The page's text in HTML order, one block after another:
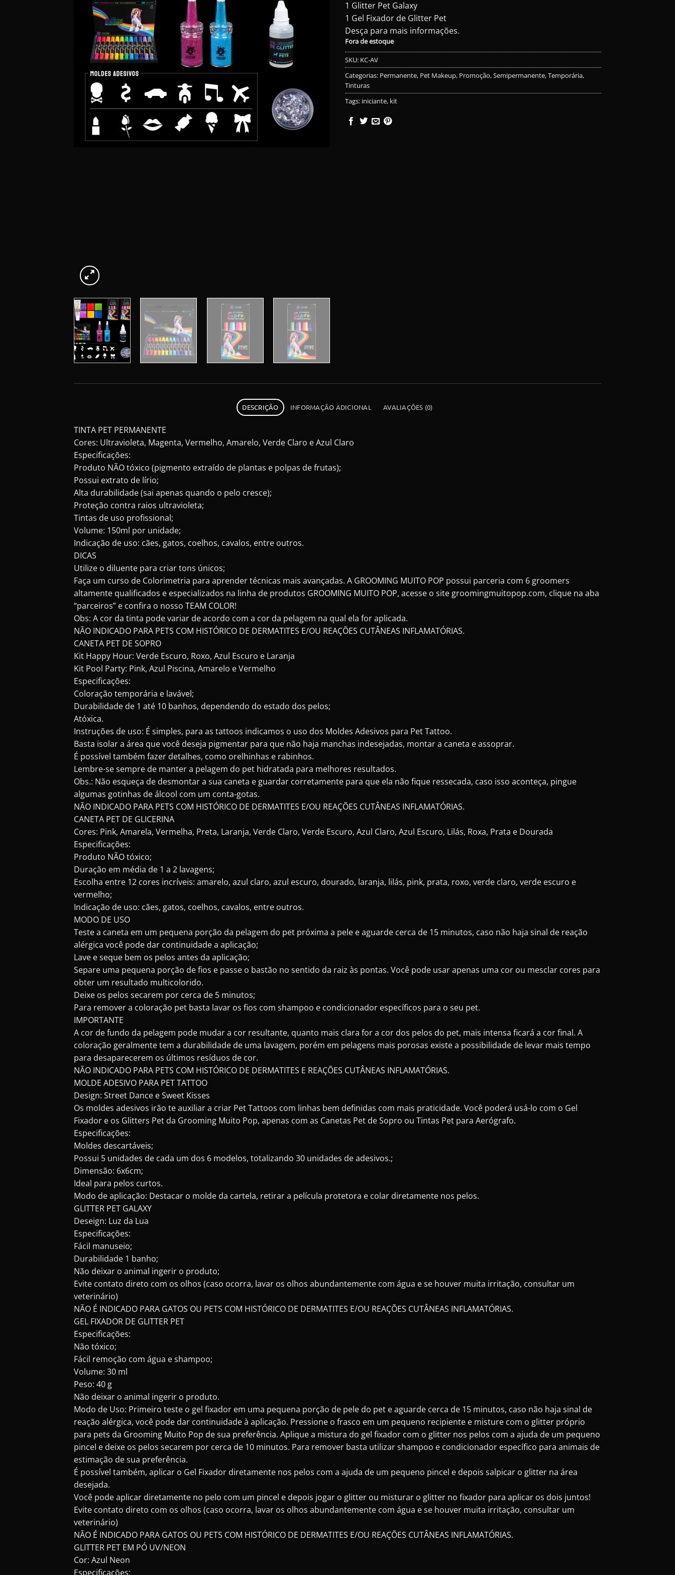
1 Glitter Pet Galaxy
1 Gel Fixador de Glitter Pet
Desça para mais informações.
Fora de estoque
SKU: KC-AV
Categorias: Permanente, Pet Makeup, Promoção,Semipermanente,Temporária,
Tinturas
Tags: iniciante, kit
DESCRIÇÃO INFORMAÇÃO ADICIONAL AVALIAÇÕES (0)
TINTA PET PERMANENTE
Cores: Ultravioleta, Magenta, Vermelho, Amarelo, Verde Claro e Azul Claro
Especificações:
Produto NÃO tóxico (pigmento extraído de plantas e polpas de frutas);
Possui extrato de lírio;
Alta durabilidade (sai apenas quando o pelo cresce);
Proteção contra raios ultravioleta;
Tintas de uso profissional;
Volume: 150ml por unidade;
Indicação de uso: cães, gatos, coelhos, cavalos, entre outros.
DICAS
Utilize o diluente para criar tons únicos;
Faça um curso de Colorimetria para aprender técnicas mais avançadas. A GROOMING MUITO POP possui parceria com 6 groomers
altamente qualificados e especializados na linha de produtos GROOMING MUITO POP, acesse o site groomingmuitopop.com, clique na aba
“parceiros” e confira o nosso TEAM COLOR!
Obs: A cor da tinta pode variar de acordo com a cor da pelagem na qual ela for aplicada.
NÃO INDICADO PARA PETS COM HISTÓRICO DE DERMATITES E/OU REAÇÕES CUTÂNEAS INFLAMATÓRIAS.
CANETA PET DE SOPRO
Kit Happy Hour: Verde Escuro, Roxo, Azul Escuro e Laranja
Kit Pool Party: Pink, Azul Piscina, Amarelo e Vermelho
Especificações:
Coloração temporária e lavável;
Durabilidade de 1 até 10 banhos, dependendo do estado dos pelos;
Atóxica.
Instruções de uso: É simples, para as tattoos indicamos o uso dos Moldes Adesivos para Pet Tattoo.
Basta isolar a área que você deseja pigmentar para que não haja manchas indesejadas, montar a caneta e assoprar.
É possível também fazer detalhes, como orelhinhas e rabinhos.
Lembre-se sempre de manter a pelagem do pet hidratada para melhores resultados.
Obs.: Não esqueça de desmontar a sua caneta e guardar corretamente para que ela não fique ressecada, caso isso aconteça, pingue
algumas gotinhas de álcool com um conta-gotas.
NÃO INDICADO PARA PETS COM HISTÓRICO DE DERMATITES E/OU REAÇÕES CUTÂNEAS INFLAMATÓRIAS.
CANETA PET DE GLICERINA
Cores: Pink, Amarela, Vermelha, Preta, Laranja, Verde Claro, Verde Escuro, Azul Claro, Azul Escuro, Lilás, Roxa, Prata e Dourada
Especificações:
Produto NÃO tóxico;
Duração em média de 1 a 2 lavagens;
Escolha entre 12 cores incríveis: amarelo, azul claro, azul escuro, dourado, laranja, lilás, pink, prata, roxo, verde claro, verde escuro e
vermelho;
Indicação de uso: cães, gatos, coelhos, cavalos, entre outros.
MODO DE USO
Teste a caneta em um pequena porção da pelagem do pet próxima a pele e aguarde cerca de 15 minutos, caso não haja sinal de reação
alérgica você pode dar continuidade a aplicação;
Lave e seque bem os pelos antes da aplicação;
Separe uma pequena porção de fios e passe o bastão no sentido da raiz às pontas. Você pode usar apenas uma cor ou mesclar cores para
obter um resultado multicolorido.
Deixe os pelos secarem por cerca de 5 minutos;
Para remover a coloração pet basta lavar os fios com shampoo e condicionador específicos para o seu pet.
IMPORTANTE
A cor de fundo da pelagem pode mudar a cor resultante, quanto mais clara for a cor dos pelos do pet, mais intensa ficará a cor final. A
coloração geralmente tem a durabilidade de uma lavagem, porém em pelagens mais porosas existe a possibilidade de levar mais tempo
para desaparecerem os últimos resíduos de cor.
NÃO INDICADO PARA PETS COM HISTÓRICO DE DERMATITES E REAÇÕES CUTÂNEAS INFLAMATÓRIAS.
MOLDE ADESIVO PARA PET TATTOO
Design: Street Dance e Sweet Kisses
Os moldes adesivos irão te auxiliar a criar Pet Tattoos com linhas bem definidas com mais praticidade. Você poderá usá-lo com o Gel
Fixador e os Glitters Pet da Grooming Muito Pop, apenas com as Canetas Pet de Sopro ou Tintas Pet para Aerógrafo.
Especificações:
Moldes descartáveis;
Possui 5 unidades de cada um dos 6 modelos, totalizando 30 unidades de adesivos.;
Dimensão: 6x6cm;
Ideal para pelos curtos.
Modo de aplicação: Destacar o molde da cartela, retirar a película protetora e colar diretamente nos pelos.
GLITTER PET GALAXY
Deseign: Luz da Lua
Especificações:
Fácil manuseio;
Durabilidade 1 banho;
Não deixar o animal ingerir o produto;
Evite contato direto com os olhos (caso ocorra, lavar os olhos abundantemente com água e se houver muita irritação, consultar um
veterinário)
NÃO É INDICADO PARA GATOS OU PETS COM HISTÓRICO DE DERMATITES E/OU REAÇÕES CUTÂNEAS INFLAMATÓRIAS.
GEL FIXADOR DE GLITTER PET
Especificações:
Não tóxico;
Fácil remoção com água e shampoo;
Volume: 30 ml
Peso: 40 g
Não deixar o animal ingerir o produto.
Modo de Uso: Primeiro teste o gel fixador em uma pequena porção de pele do pet e aguarde cerca de 15 minutos, caso não haja sinal de
reação alérgica, você pode dar continuidade à aplicação. Pressione o frasco em um pequeno recipiente e misture com o glitter próprio
para pets da Grooming Muito Pop de sua preferência. Aplique a mistura do gel fixador com o glitter nos pelos com a ajuda de um pequeno
pincel e deixe os pelos secarem por cerca de 10 minutos. Para remover basta utilizar shampoo e condicionador específico para animais de
estimação de sua preferência.
É possível também, aplicar o Gel Fixador diretamente nos pelos com a ajuda de um pequeno pincel e depois salpicar o glitter na área
desejada.
Você pode aplicar diretamente no pelo com um pincel e depois jogar o glitter ou misturar o glitter no fixador para aplicar os dois juntos!
Evite contato direto com os olhos (caso ocorra, lavar os olhos abundantemente com água e se houver muita irritação, consultar um
veterinário)
NÃO É INDICADO PARA GATOS OU PETS COM HISTÓRICO DE DERMATITES E/OU REAÇÕES CUTÂNEAS INFLAMATÓRIAS.
GLITTER PET EM PÓ UV/NEON
Cor: Azul Neon
Especificações: